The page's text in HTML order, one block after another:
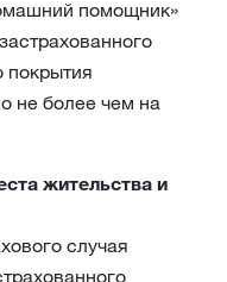
помощник»
покрытия
не более чем на
жительства и
случая